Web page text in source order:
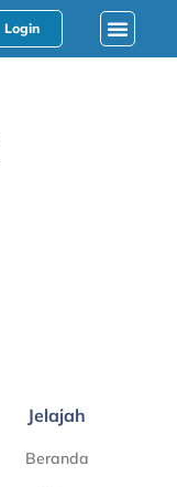
Login
Jelajah
Beranda